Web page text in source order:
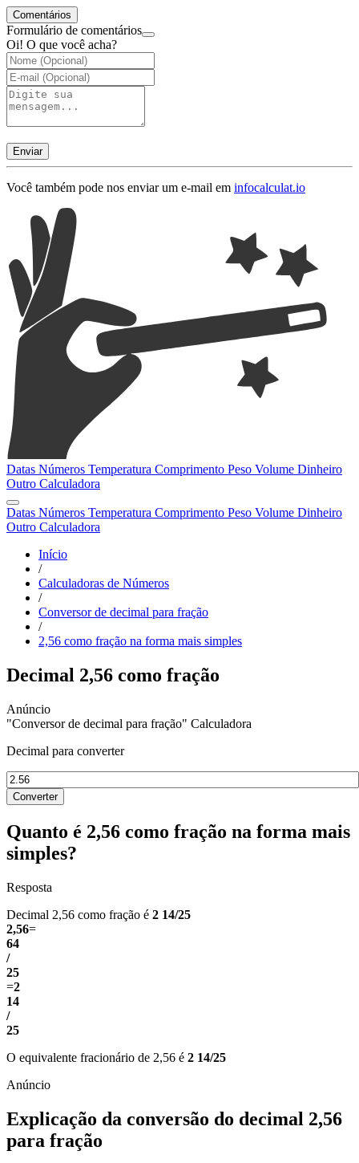
Comentários
Formulário de comentários
Oi! O que você acha?
Enviar
Você também pode nos enviar um e-mail em infocalculat.io
Datas Números Temperatura Comprimento Peso Volume Dinheiro
Outro Calculadora
Datas Números Temperatura Comprimento Peso Volume Dinheiro
Outro Calculadora
Início
/
Calculadoras de Números
/
Conversor de decimal para fração
/
2,56 como fração na forma mais simples
Decimal 2,56 como fração
"Conversor de decimal para fração" Calculadora
Decimal para converter
Converter
Quanto é 2,56 como fração na forma mais
simples?
Resposta
Decimal 2,56 como fração é 2 14/25
2,56=
64
/
25
=2
14
/
25
O equivalente fracionário de 2,56 é 2 14/25
Explicação da conversão do decimal 2,56
para fração